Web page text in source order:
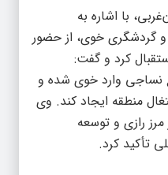
با اشاره به
گردشگری خوی، از حضور
استقبال کرد و گفت:
نساجی وارد خوی شده و
منطقه ایجاد کند. وی
رازی و توسعه
تأکید کرد.